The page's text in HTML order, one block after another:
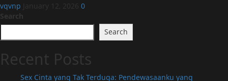
vqvnp January 12, 2026 0
Search
Search
Recent Posts
Sex Cinta yang Tak Terduga: Pendewasaanku yang